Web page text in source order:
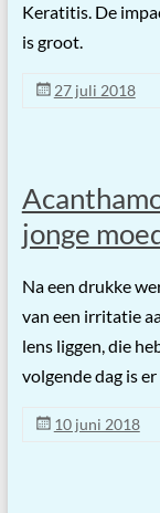
Keratitis. De
is groot.
27 juli 2018
jonge
Na een drukke
van een irritatie
lens liggen, die
volgende dag is er
10 juni 2018